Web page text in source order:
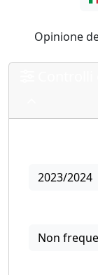
Opinione
2023/2024
Non